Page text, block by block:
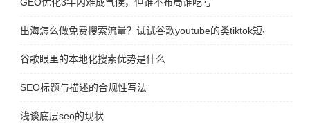
出海怎么做免费搜索流量？试试谷歌youtube的类tiktok短视频平台
谷歌眼里的本地化搜索优势是什么
SEO标题与描述的合规性写法
浅谈底层seo的现状